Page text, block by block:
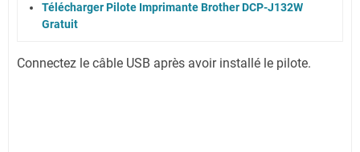
Télécharger Pilote Imprimante Brother DCP-J132W
Gratuit
Connectez le câble USB après avoir installé le pilote.